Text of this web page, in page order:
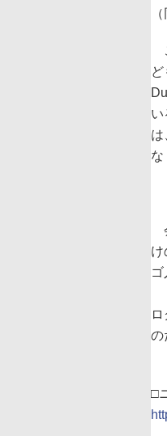
い
は
な
け
の
□